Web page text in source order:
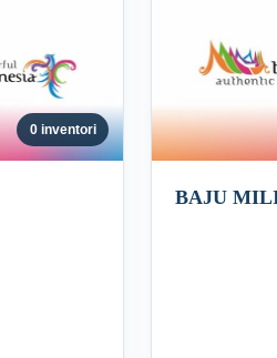
0 inventori
BAJU